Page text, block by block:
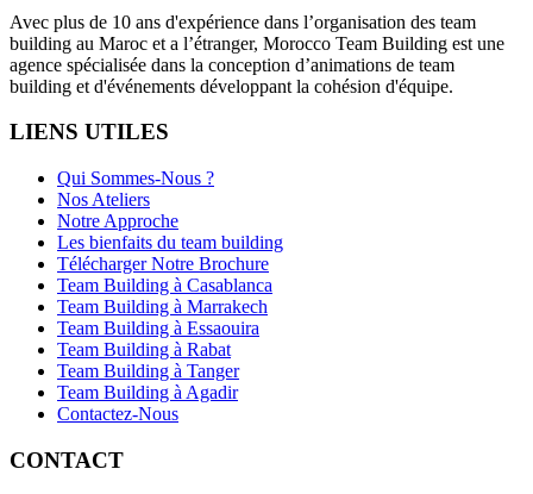
Avec plus de 10 ans d'expérience dans l’organisation des team
building au Maroc et a l’étranger, Morocco Team Building est une
agence spécialisée dans la conception d’animations de team
building et d'événements développant la cohésion d'équipe.
LIENS UTILES
Qui Sommes-Nous ?
Nos Ateliers
Notre Approche
Les bienfaits du team building
Télécharger Notre Brochure
Team Building à Casablanca
Team Building à Marrakech
Team Building à Essaouira
Team Building à Rabat
Team Building à Tanger
Team Building à Agadir
Contactez-Nous
CONTACT